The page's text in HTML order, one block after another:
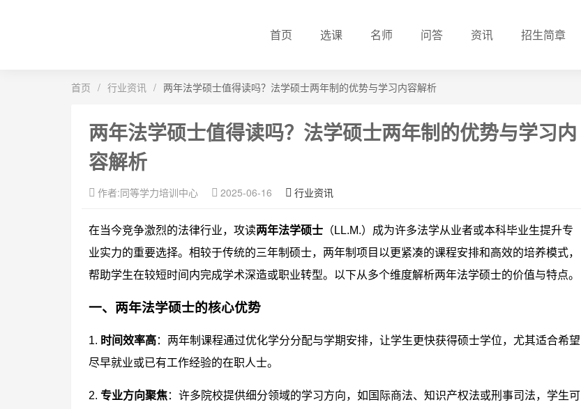
首页 选课 名师 问答 资讯 招生简章
首页 / 行业资讯 / 两年法学硕士值得读吗？法学硕士两年制的优势与学习内容解析
两年法学硕士值得读吗？法学硕士两年制的优势与学习内
容解析
作者:同等学力培训中心 2025-06-16 行业资讯
在当今竞争激烈的法律行业，攻读两年法学硕士 （LL.M.）成为许多法学从业者或本科毕业生提升专
业实力的重要选择。相较于传统的三年制硕士，两年制项目以更紧凑的课程安排和高效的培养模式，
帮助学生在较短时间内完成学术深造或职业转型。以下从多个维度解析两年法学硕士的价值与特点。
一、两年法学硕士的核心优势
1. 时间效率高：两年制课程通过优化学分分配与学期安排，让学生更快获得硕士学位，尤其适合希望
尽早就业或已有工作经验的在职人士。
2. 专业方向聚焦：许多院校提供细分领域的学习方向，如国际商法、知识产权法或刑事司法，学生可